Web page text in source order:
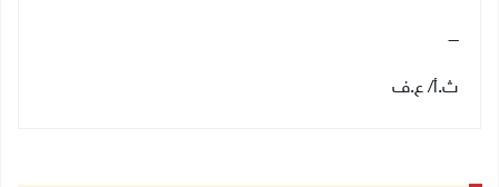
ــــ
ث.أ/ ع.ف